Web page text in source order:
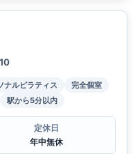
ナルピラティス
完全個室
駅から5分以内
定休日
年中無休